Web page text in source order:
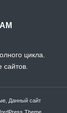
цикла.
сайтов.
, Данный сайт